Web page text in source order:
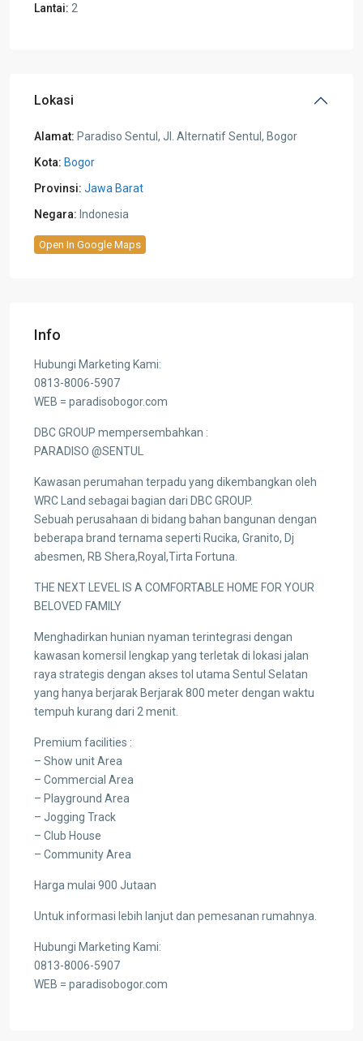
Lantai: 2
Lokasi
Alamat: Paradiso Sentul, Jl. Alternatif Sentul, Bogor
Kota: Bogor
Provinsi: Jawa Barat
Negara: Indonesia
Open In Google Maps
Info
Hubungi Marketing Kami:
0813-8006-5907
WEB = paradisobogor.com
DBC GROUP mempersembahkan :
PARADISO @SENTUL
Kawasan perumahan terpadu yang dikembangkan oleh
WRC Land sebagai bagian dari DBC GROUP.
Sebuah perusahaan di bidang bahan bangunan dengan
beberapa brand ternama seperti Rucika, Granito, Dj
abesmen, RB Shera,RoyaI,Tirta Fortuna.
THE NEXT LEVEL IS A COMFORTABLE HOME FOR YOUR
BELOVED FAMILY
Menghadirkan hunian nyaman terintegrasi dengan
kawasan komersil lengkap yang terletak di lokasi jalan
raya strategis dengan akses tol utama Sentul Selatan
yang hanya berjarak Berjarak 800 meter dengan waktu
tempuh kurang dari 2 menit.
Premium facilities :
– Show unit Area
– Commercial Area
– Playground Area
– Jogging Track
– Club House
– Community Area
Harga mulai 900 Jutaan
Untuk informasi lebih lanjut dan pemesanan rumahnya.
Hubungi Marketing Kami:
0813-8006-5907
WEB = paradisobogor.com